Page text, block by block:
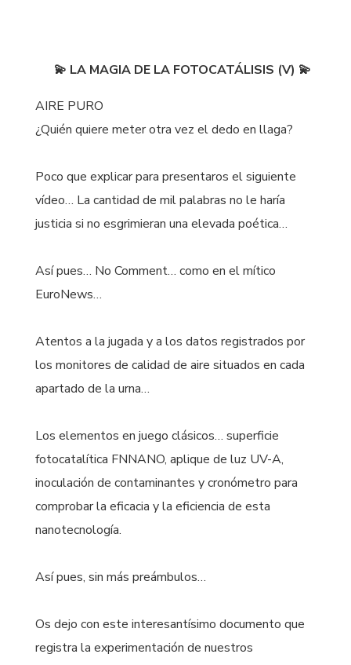
💫 LA MAGIA DE LA FOTOCATÁLISIS (V) 💫
AIRE PURO
¿Quién quiere meter otra vez el dedo en llaga?
Poco que explicar para presentaros el siguiente
vídeo… La cantidad de mil palabras no le haría
justicia si no esgrimieran una elevada poética…
Así pues… No Comment… como en el mítico
EuroNews…
Atentos a la jugada y a los datos registrados por
los monitores de calidad de aire situados en cada
apartado de la urna…
Los elementos en juego clásicos… superficie
fotocatalítica FNNANO, aplique de luz UV-A,
inoculación de contaminantes y cronómetro para
comprobar la eficacia y la eficiencia de esta
nanotecnología.
Así pues, sin más preámbulos…
Os dejo con este interesantísimo documento que
registra la experimentación de nuestros